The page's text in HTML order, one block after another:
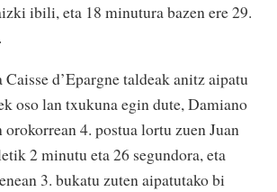
ibili, eta 18 minutura bazen ere 29.
d’Epargne taldeak anitz aipatu
oso lan txukuna egin dute, Damiano
4. postua lortu zuen Juan
2 minutu eta 26 segundora, eta
3. bukatu zuten aipatutako bi